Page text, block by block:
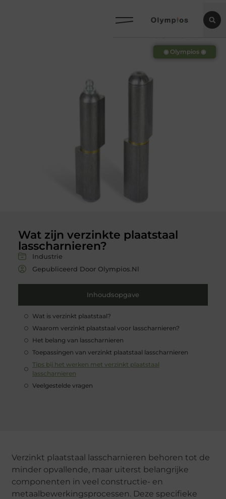
Wat zijn verzinkte plaatstaal
lasscharnieren?
Industrie
Gepubliceerd Door Olympios.nl
Inhoudsopgave
Wat is verzinkt plaatstaal?
Waarom verzinkt plaatstaal voor lasscharnieren?
Het belang van lasscharnieren
Toepassingen van verzinkt plaatstaal lasscharnieren
Tips bij het werken met verzinkt plaatstaal
lasscharnieren
Veelgestelde vragen
◉ Olympios ◉
Verzinkt plaatstaal lasscharnieren behoren tot de
minder opvallende, maar uiterst belangrijke
componenten in veel constructie- en
metaalbewerkingsprocessen. Deze specifieke